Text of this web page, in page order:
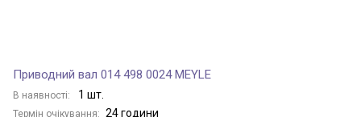
Приводний вал 014 498 0024 MEYLE
В наявності: 1 шт.
Термін очікування: 24 години